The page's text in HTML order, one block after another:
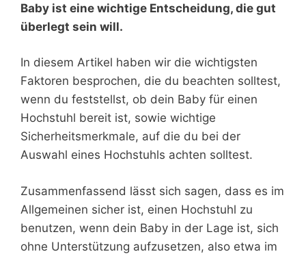
Baby ist eine wichtige Entscheidung, die gut
überlegt sein will.
In diesem Artikel haben wir die wichtigsten
Faktoren besprochen, die du beachten solltest,
wenn du feststellst, ob dein Baby für einen
Hochstuhl bereit ist, sowie wichtige
Sicherheitsmerkmale, auf die du bei der
Auswahl eines Hochstuhls achten solltest.
Zusammenfassend lässt sich sagen, dass es im
Allgemeinen sicher ist, einen Hochstuhl zu
benutzen, wenn dein Baby in der Lage ist, sich
ohne Unterstützung aufzusetzen, also etwa im